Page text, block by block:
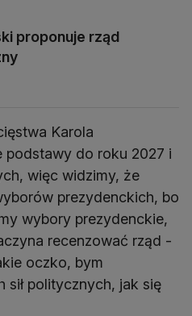
proponuje rząd
Karola
podstawy do roku 2027 i
więc widzimy, że
prezydenckich, bo
wybory prezydenckie,
recenzować rząd -
oczko, bym
sił politycznych, jak się